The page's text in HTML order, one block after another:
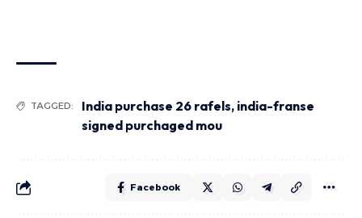
TAGGED: India purchase 26 rafels, india-franse
signed purchaged mou
Facebook